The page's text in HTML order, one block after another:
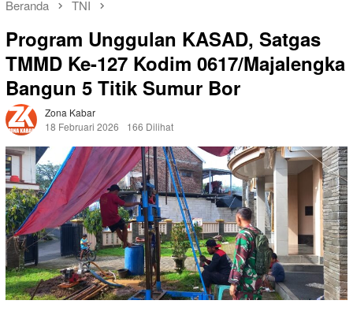
Beranda TNI
Program Unggulan KASAD, Satgas
TMMD Ke-127 Kodim 0617/Majalengka
Bangun 5 Titik Sumur Bor
Zona Kabar
18 Februari 2026
166 Dilihat